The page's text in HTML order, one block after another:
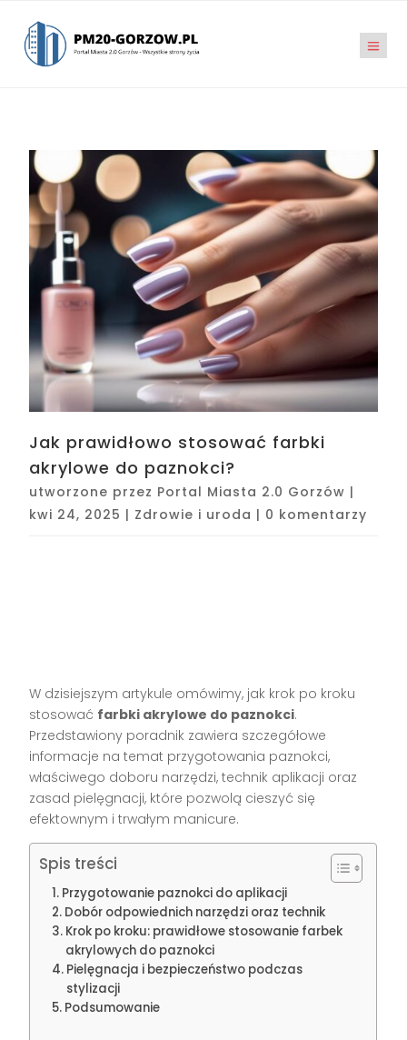
Jak prawidłowo stosować farbki
akrylowe do paznokci?
utworzone przez Portal Miasta 2.0 Gorzów |
kwi 24, 2025 | Zdrowie i uroda | 0 komentarzy
W dzisiejszym artykule omówimy, jak krok po kroku
stosować farbki akrylowe do paznokci.
Przedstawiony poradnik zawiera szczegółowe
informacje na temat przygotowania paznokci,
właściwego doboru narzędzi, technik aplikacji oraz
zasad pielęgnacji, które pozwolą cieszyć się
efektownym i trwałym manicure.
Spis treści
Przygotowanie paznokci do aplikacji
Dobór odpowiednich narzędzi oraz technik
Krok po kroku: prawidłowe stosowanie farbek
akrylowych do paznokci
Pielęgnacja i bezpieczeństwo podczas
stylizacji
Podsumowanie